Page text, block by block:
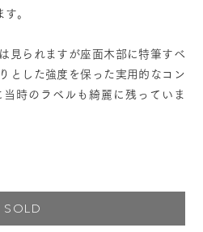
。
見られますが座面木部に特筆すべ
とした強度を保った実用的なコン
時のラベルも綺麗に残っていま
SOLD